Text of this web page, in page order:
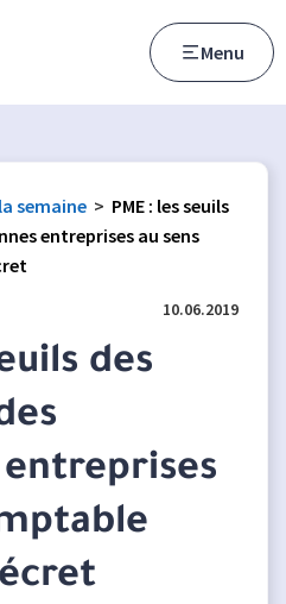
Menu
semaine > PME : les seuils
entreprises au sens
10.06.2019
des